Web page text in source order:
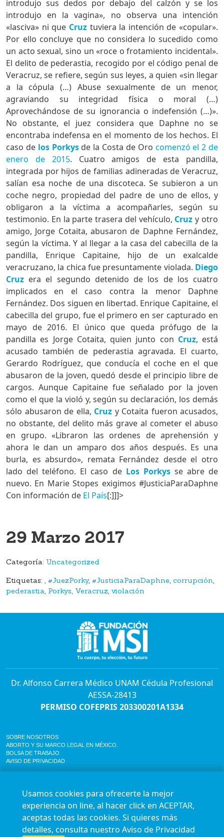
introdujo sus dedos por debajo del calzón y se los
introdujo en la vagina», no observa una intención
«lasciva» ni que Cruztuviera la intención de «copular».
Por ello concluye que no considera lo sucedido como
un acto sexual, sino un «roce o frotamiento incidental».
El delito de pederastia, recogido por el código penal de
Veracruz, se refiere, según sus leyes, a quien «sin llegar
a la cópula (…) Abuse sexualmente de un menor,
agraviando su integridad física o moral (…)
Aprovechándose de su ignorancia o indefensión (…)».
No obstante, el juez considera que Daphne no se
encontraba indefensa en el momento de los hechos. El
caso de los Porkysde la Costa de Oro comenzó el 2 de
enero de 2015. Cuatro amigos de esta pandilla,
integrada por hijos de familias adineradas de Veracruz,
salían esa noche de una discoteca. Se subieron a un
coche negro, propiedad del padre de uno de ellos, y
obligaron a la víctima a acompañarles, según su
testimonio. En la parte trasera del vehículo, Cruz y otro
amigo, Jorge Cotaita, abusaron de Daphne Fernández,
según la víctima. Y al llegar a la casa del cabecilla de la
pandilla, Enrique Capitaine, hijo de un exalcalde
veracruzano, la chica fue presuntamente violada. Diego
Cruz era el segundo detenido de los de los cuatro
implicados en el caso contra la menor Daphne
Fernández. Dos siguen en libertad. Enrique Capitaine, el
cabecilla del grupo, fue el primero en ser capturado en
mayo de 2016. El único que queda prófugo de la
pandilla es Jorge Cotaita, quien junto con Cruz, está
acusado también de pederastia agravada. El cuarto,
Gerardo Rodríguez, que conducía el coche en el que
abusaron de la joven, quedó desde el principio libre de
cargos. Aunque Capitaine fue señalado por la joven
como el que la violó y, según su declaración, los demás
sólo abusaron de ella, Cruz y Cotaita fueron acusados,
no obstante, del delito más grave al cometer el abuso
en grupo. «Libraron las ordenes de aprehensión y
ahora le dan un amparo dos años después. Es una
burla, es absurdo», remata Fernández desde el otro
lado del teléfono. El caso de Los Porkysse abre de
nuevo. En Marie Stopes exigimos #JusticiaParaDaphne
Con información de El País[:]]]>
29 Marzo 2017
Categoría: Uncategorized
Etiquetas: , #JuezPorky, #JusticiaParaDaphne, corrupción,
pederastia, Porkys, Veracruz, violación
Dr. Alfonso Carrera Médico UNAM Cédula Profesional
AESSA-28413
PERMISO COFEPRIS 203300201A1334
SOBRE NOSOTROS
ABORTO Y SU MARCO LEGAL EN MÉXICO.
BOLSA DE TRABAJO
AVISO DE PRIVACIDAD
Agenda en línea24/7 aquí
Impact report
Síguenos en nuestras redes
Usamos cookies para ofrecerte la mejor
experiencia on line, al hacer click en ACEPTAR,
aceptas todas las cookies. Si quieres más
detalles, consulta nuestro Aviso de Privacidad